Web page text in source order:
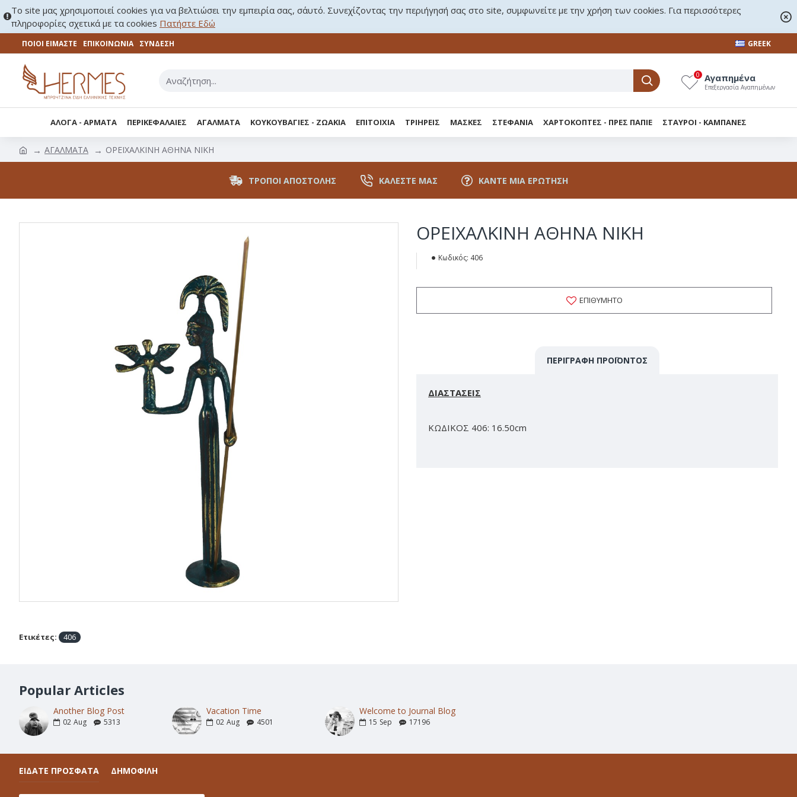
Το site μας χρησιμοποιεί cookies για να βελτιώσει την εμπειρία σας, σ΄αυτό. Συνεχίζοντας την περιήγησή σας στο site, συμφωνείτε με την χρήση των cookies. Για περισσότερες
πληροφορίες σχετικά με τα cookies Πατήστε Εδώ
ΠΟΙΟΙ ΕΙΜΑΣΤΕ ΕΠΙΚΟΙΝΩΝΊΑ ΣΎΝΔΕΣΗ GREEK
Αγαπημένα
Επεξεργασία Αγαπημένων
0
ΑΛΟΓΑ - ΑΡΜΑΤΑ ΠΕΡΙΚΕΦΑΛΑΙΕΣ ΑΓΑΛΜΑΤΑ ΚΟΥΚΟΥΒΑΓΙΕΣ - ΖΩΑΚΙΑ ΕΠΙΤΟΙΧΙΑ ΤΡΙΗΡΕΙΣ ΜΑΣΚΕΣ ΣΤΕΦΑΝΙΑ ΧΑΡΤΟΚΟΠΤΕΣ - ΠΡΕΣ ΠΑΠΙΕ ΣΤΑΥΡΟΙ - KΑΜΠΑΝΕΣ
ΑΓΑΛΜΑΤΑ ΟΡΕΙΧΑΛΚΙΝΗ ΑΘΗΝΑ ΝΙΚΗ
ΤΡΌΠΟΙ ΑΠΟΣΤΟΛΉΣ ΚΑΛΈΣΤΕ ΜΑΣ ΚΆΝΤΕ ΜΙΑ ΕΡΏΤΗΣΗ
ΟΡΕΙΧΑΛΚΙΝΗ ΑΘΗΝΑ ΝΙΚΗ
Κωδικός: 406
ΕΠΙΘΥΜΗΤΌ
ΠΕΡΙΓΡΑΦΉ ΠΡΟΪΌΝΤΟΣ
ΔΙΑΣΤΑΣΕΙΣ
ΚΩΔΙΚΟΣ 406: 16.50cm
Ετικέτες: 406
Popular Articles
Another Blog Post
02 Aug 5313
Vacation Time
02 Aug 4501
Welcome to Journal Blog
15 Sep 17196
ΕΙΔΑΤΕ ΠΡΟΣΦΑΤΑ ΔΗΜΟΦΙΛΗ